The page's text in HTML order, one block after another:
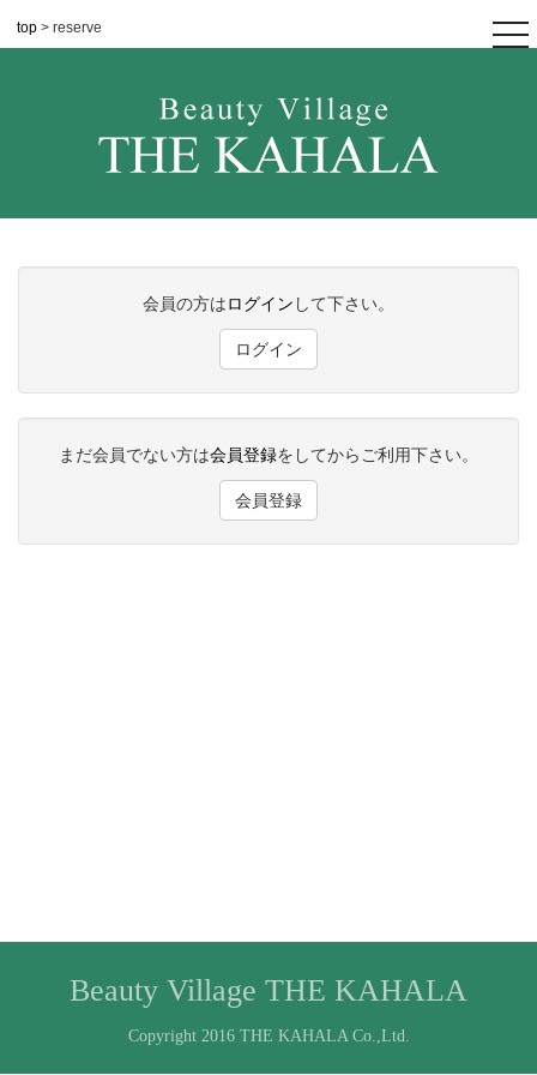
top > reserve
会員の方はログイン して下さい。
ログイン
まだ会員でない方は会員登録をしてからご利用下さい。
会員登録
Beauty Village THE KAHALA
Copyright 2016 THE KAHALA Co.,Ltd.